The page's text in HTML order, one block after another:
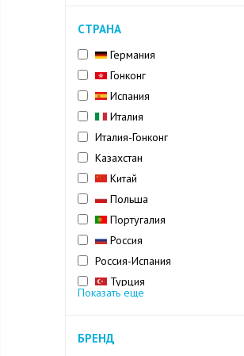
СТРАНА
Германия
Гонконг
Испания
Италия
Италия-Гонконг
Казахстан
Китай
Польша
Португалия
Россия
Россия-Испания
Турция
Финляндия
Чехия
Показать еще
БРЕНД